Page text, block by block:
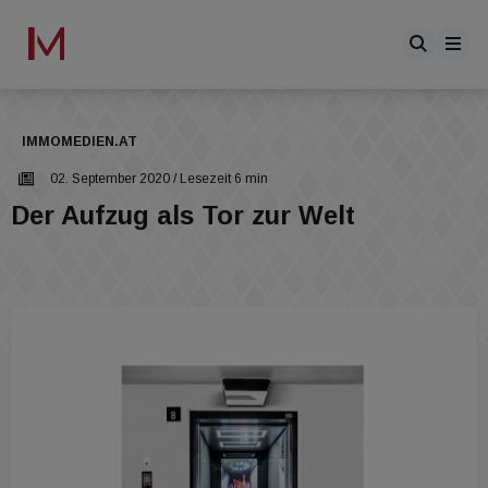
IMMOMEDIEN.AT
02. September 2020 / Lesezeit 6 min
Der Aufzug als Tor zur Welt